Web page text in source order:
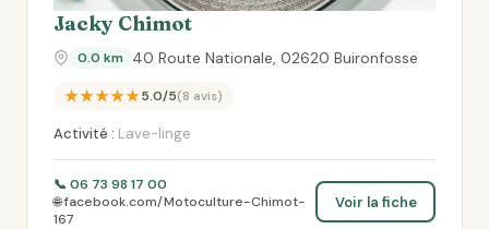
Jacky Chimot
0.0 km 40 Route Nationale, 02620 Buironfosse
★★★★★5.0/5(8 avis)
Activité : Lave-linge
📞 06 73 98 17 00
🌐 facebook.com/Motoculture-Chimot-
167
Voir la fiche